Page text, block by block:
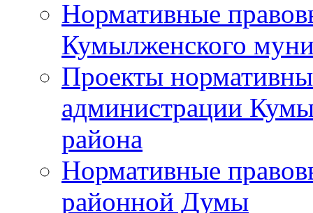
Нормативные
Кумылженского
Проекты
администрации
района
Нормативные
районной Думы